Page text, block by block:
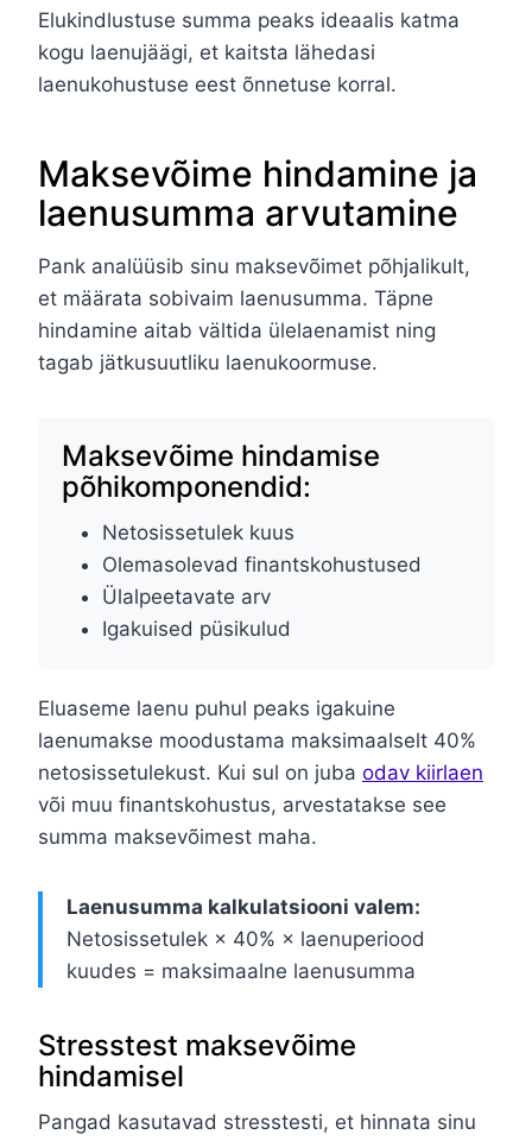
Elukindlustuse summa peaks ideaalis katma
kogu laenujäägi, et kaitsta lähedasi
laenukohustuse eest õnnetuse korral.
Maksevõime hindamine ja
laenusumma arvutamine
Pank analüüsib sinu maksevõimet põhjalikult,
et määrata sobivaim laenusumma. Täpne
hindamine aitab vältida ülelaenamist ning
tagab jätkusuutliku laenukoormuse.
Maksevõime hindamise
põhikomponendid:
Netosissetulek kuus
Olemasolevad finantskohustused
Ülalpeetavate arv
Igakuised püsikulud
Eluaseme laenu puhul peaks igakuine
laenumakse moodustama maksimaalselt 40%
netosissetulekust. Kui sul on juba odav kiirlaen
või muu finantskohustus, arvestatakse see
summa maksevõimest maha.
Laenusumma kalkulatsiooni valem:
Netosissetulek × 40% × laenuperiood
kuudes = maksimaalne laenusumma
Stresstest maksevõime
hindamisel
Pangad kasutavad stresstesti, et hinnata sinu